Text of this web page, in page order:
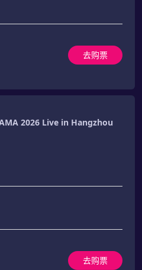
去购票
2026 Live in Hangzhou
去购票